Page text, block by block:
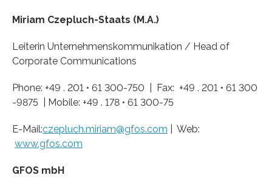
Miriam Czepluch-Staats (M.A.)
Leiterin Unternehmenskommunikation / Head of
Corporate Communications
Phone: +49 . 201 • 61 300-750 | Fax: +49 . 201 • 61 300
-9875 | Mobile: +49 . 178 • 61 300-75
E-Mail:czepluch.miriam@gfos.com | Web:
www.gfos.com
GFOS mbH